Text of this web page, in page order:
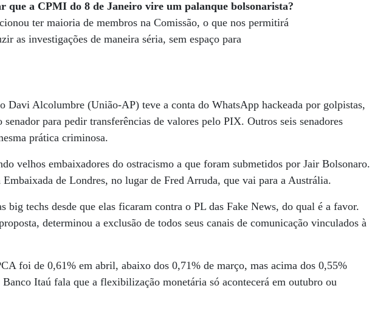
que a CPMI do 8 de Janeiro vire um palanque bolsonarista?
ter maioria de membros na Comissão, o que nos permitirá
as investigações de maneira séria, sem espaço para
Davi Alcolumbre (União-AP) teve a conta do WhatsApp hackeada por golpistas,
para pedir transferências de valores pelo PIX. Outros seis senadores
prática criminosa.
velhos embaixadores do ostracismo a que foram submetidos por Jair Bolsonaro.
de Londres, no lugar de Fred Arruda, que vai para a Austrália.
big techs desde que elas ficaram contra o PL das Fake News, do qual é a favor.
determinou a exclusão de todos seus canais de comunicação vinculados à
foi de 0,61% em abril, abaixo dos 0,71% de março, mas acima dos 0,55%
Itaú fala que a flexibilização monetária só acontecerá em outubro ou